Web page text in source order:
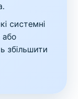
системні
або
збільшити